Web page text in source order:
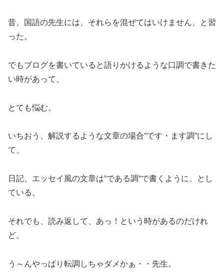
昔、国語の先生には、それらを混ぜてはいけません、と習
った。
でもブログを書いていると語りかけるような口調で書きた
い時があって、
とても悩む。
いちおう、解説するような文章の場合”です・ます調”にし
て、
日記、エッセイ風の文章は”である調”で書くように、とし
ている。
それでも、読み返して、あっ！という時があるのだけれ
ど。
う～んやっぱり転調しちゃダメかぁ・・先生。